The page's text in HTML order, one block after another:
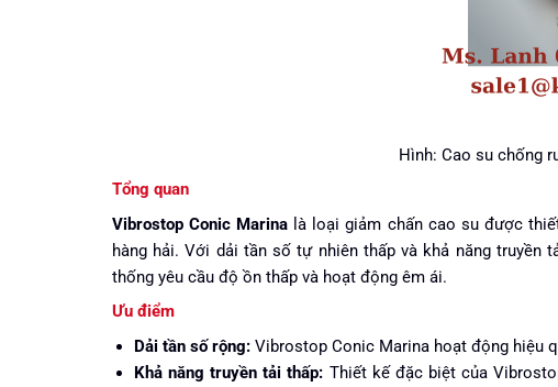
Hình: Cao su chống
Tổng quan
Vibrostop Conic Marina là loại giảm chấn cao su được
hàng hải. Với dải tần số tự nhiên thấp và khả năng
thống yêu cầu độ ồn thấp và hoạt động êm ái.
Ưu điểm
Dải tần số rộng:Vibrostop Conic Marina hoạt động hiệu
Khả năng truyền tải thấp: Thiết kế đặc biệt của